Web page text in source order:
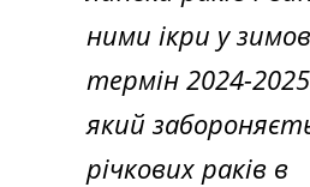
ними ікри у
термін 2024-
який
річкових раків в